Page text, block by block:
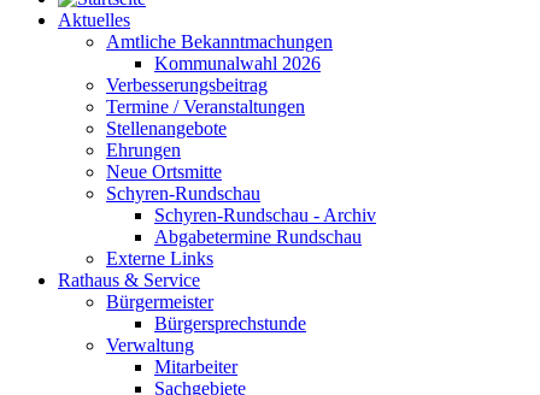
Aktuelles
Amtliche Bekanntmachungen
Kommunalwahl 2026
Verbesserungsbeitrag
Termine / Veranstaltungen
Stellenangebote
Ehrungen
Neue Ortsmitte
Schyren-Rundschau
Schyren-Rundschau - Archiv
Abgabetermine Rundschau
Externe Links
Rathaus & Service
Bürgermeister
Bürgersprechstunde
Verwaltung
Mitarbeiter
Sachgebiete